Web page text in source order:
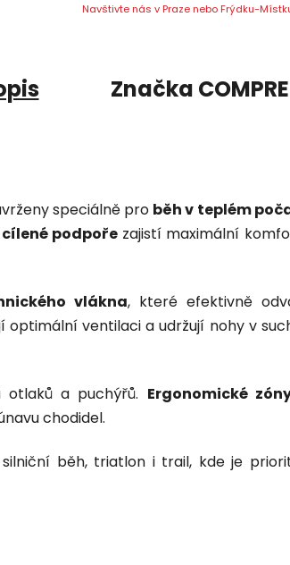
Navštivte nás v Praze nebo Frýdku-
Značka
speciálně pro běh v teplém
cílené podpoře zajistí maximální
vlákna, které efektivně
ventilaci a udržují nohy v
otlaků a puchýřů. Ergonomické
chodidel.
běh, triatlon i trail, kde je